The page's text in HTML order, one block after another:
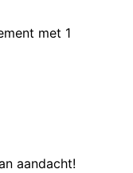
met 1
aandacht!